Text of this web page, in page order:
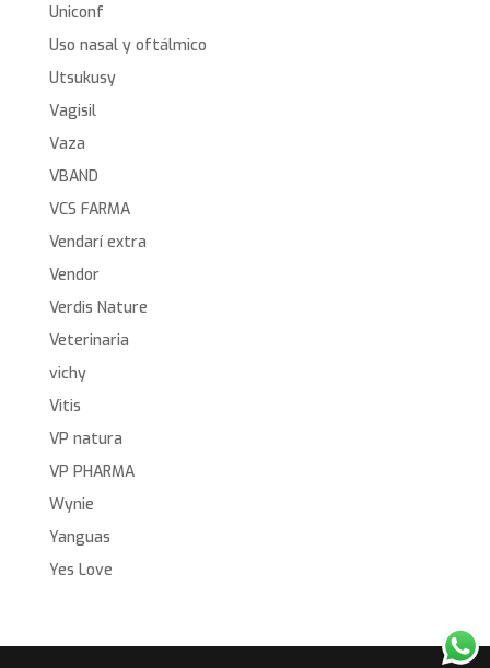
Uniconf
Uso nasal y oftálmico
Utsukusy
Vagisil
Vaza
VBAND
VCS FARMA
Vendarí extra
Vendor
Verdis Nature
Veterinaria
vichy
Vitis
VP natura
VP PHARMA
Wynie
Yanguas
Yes Love